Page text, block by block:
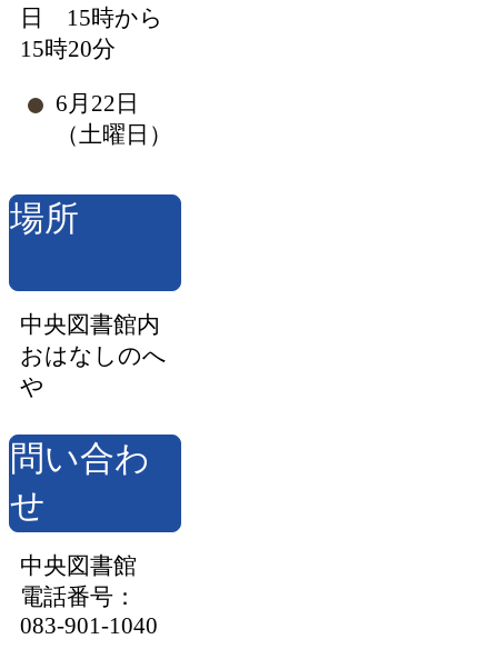
日 15時から
15時20分
6月22日
（土曜日）
場所
中央図書館内
おはなしのへ
や
問い合わ
せ
中央図書館
電話番号：
083-901-1040